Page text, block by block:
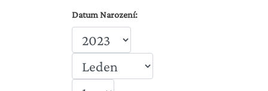
Datum Narození: